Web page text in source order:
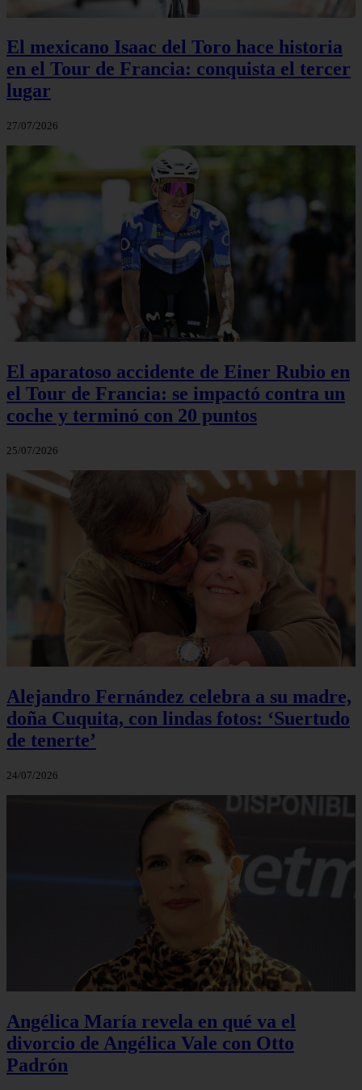
El mexicano Isaac del Toro hace historia
en el Tour de Francia: conquista el tercer
lugar
27/07/2026
El aparatoso accidente de Einer Rubio en
el Tour de Francia: se impactó contra un
coche y terminó con 20 puntos
25/07/2026
Alejandro Fernández celebra a su madre,
doña Cuquita, con lindas fotos: ‘Suertudo
de tenerte’
24/07/2026
Angélica María revela en qué va el
divorcio de Angélica Vale con Otto
Padrón